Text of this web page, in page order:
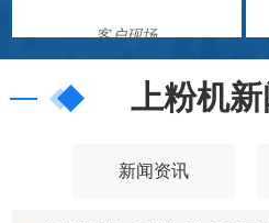
客户现场
上粉机
新闻资讯